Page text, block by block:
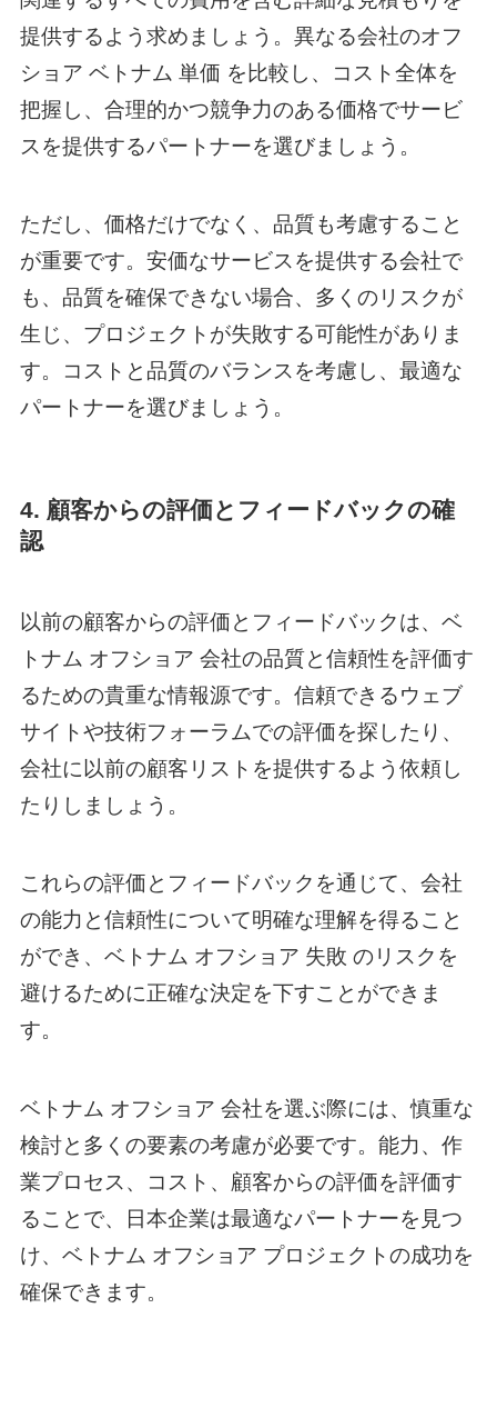
提供するよう求めましょう。異なる会社のオフ
ショア ベトナム 単価 を比較し、コスト全体を
把握し、合理的かつ競争力のある価格でサービ
スを提供するパートナーを選びましょう。
ただし、価格だけでなく、品質も考慮すること
が重要です。安価なサービスを提供する会社で
も、品質を確保できない場合、多くのリスクが
生じ、プロジェクトが失敗する可能性がありま
す。コストと品質のバランスを考慮し、最適な
パートナーを選びましょう。
4. 顧客からの評価とフィードバックの確
認
以前の顧客からの評価とフィードバックは、 ベ
トナム オフショア 会社の品質と信頼性を評価す
るための貴重な情報源です。信頼できるウェブ
サイトや技術フォーラムでの評価を探したり、
会社に以前の顧客リストを提供するよう依頼し
たりしましょう。
これらの評価とフィードバックを通じて、会社
の能力と信頼性について明確な理解を得ること
ができ、 ベトナム オフショア 失敗 のリスクを
避けるために正確な決定を下すことができま
す。
ベトナム オフショア 会社を選ぶ際には、慎重な
検討と多くの要素の考慮が必要です。能力、作
業プロセス、コスト、顧客からの評価を評価す
ることで、日本企業は最適なパートナーを見つ
け、 ベトナム オフショア プロジェクトの成功を
確保できます。